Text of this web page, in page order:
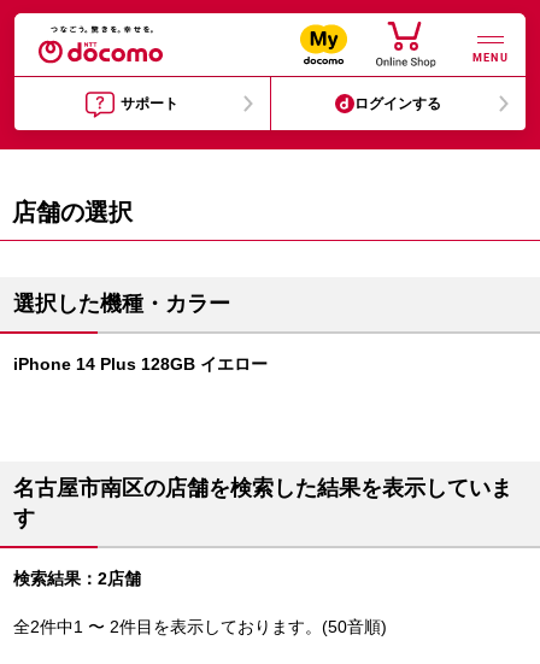
MENU
サポート ログインする
店舗の選択
選択した機種・カラー
iPhone 14 Plus 128GB イエロー
名古屋市南区の店舗を検索した結果を表示していま
す
検索結果：2店舗
全2件中1 〜 2件目を表示しております。(50音順)